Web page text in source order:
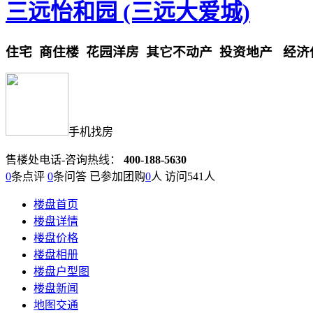
三远怡和园 (三远大爱城)
住宅 商住楼 花园洋房 其它不动产 投资地产 经
手机找房
售楼处电话-咨询热线： 400-188-5630
0条点评 0条问答 已参加团购0人 访问 541人
楼盘首页
楼盘详情
楼盘价格
楼盘相册
楼盘户型图
楼盘新闻
地图交通